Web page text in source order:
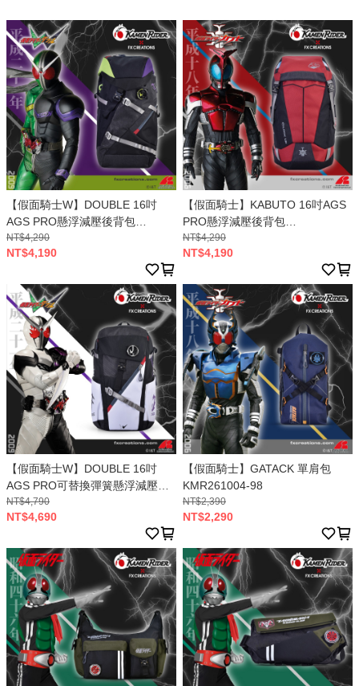
【假面騎士W】DOUBLE 16吋
AGS PRO懸浮減壓後背包
KMR261002A-01
NT$4,290
NT$4,190
【假面騎士】KABUTO 16吋AGS
PRO懸浮減壓後背包
KMR261001A-89
NT$4,290
NT$4,190
【假面騎士W】DOUBLE 16吋
AGS PRO可替換彈簧懸浮減壓後
背包 KMR261003A-01
NT$4,790
NT$4,690
【假面騎士】GATACK 單肩包
KMR261004-98
NT$2,390
NT$2,290